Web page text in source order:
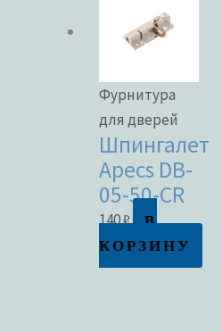
Фурнитура
для дверей
Шпингалет
Apecs DB-
05-50-CR
140₽
В
КОРЗИНУ